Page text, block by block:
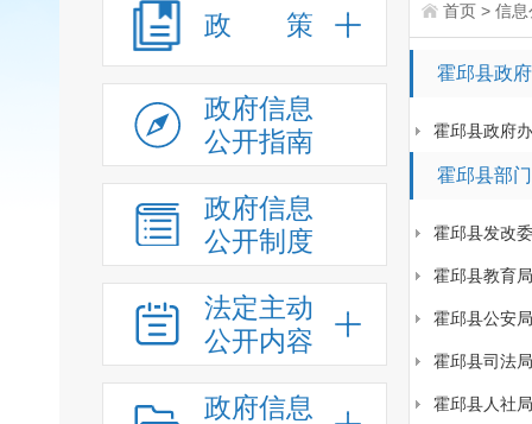
政 策
政府信息
公开指南
政府信息
公开制度
法定主动
公开内容
政府信息
首页 > 信息
霍邱县政
霍邱县政府
霍邱县部
霍邱县发改委
霍邱县教育局
霍邱县公安局
霍邱县司法局
霍邱县人社局